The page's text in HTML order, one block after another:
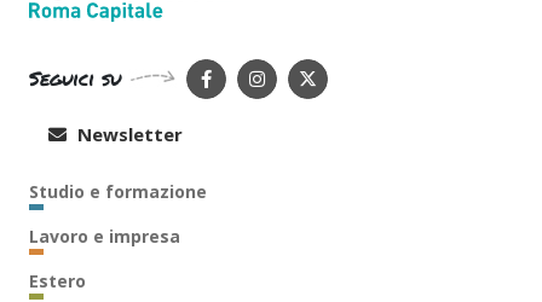
Seguici su
Newsletter
Studio e formazione
Lavoro e impresa
Estero